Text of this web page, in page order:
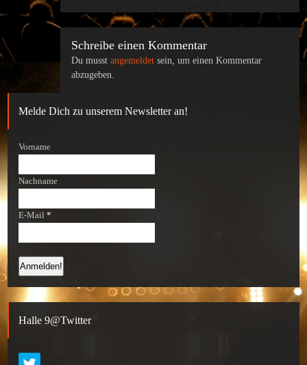
Schreibe einen Kommentar
Du musst angemeldet sein, um einen Kommentar
abzugeben.
Melde Dich zu unserem Newsletter an!
Vorname
Nachname
E-Mail *
Halle 9@Twitter